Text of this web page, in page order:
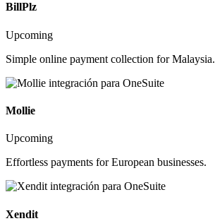
BillPlz
Upcoming
Simple online payment collection for Malaysia.
Mollie
Upcoming
Effortless payments for European businesses.
Xendit